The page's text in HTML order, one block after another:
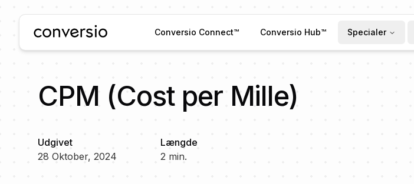
Conversio Conversio Connect™ Conversio Hub™ Specialer
CPM (Cost per Mille)
Udgivet
28 Oktober, 2024
Længde
2 min.